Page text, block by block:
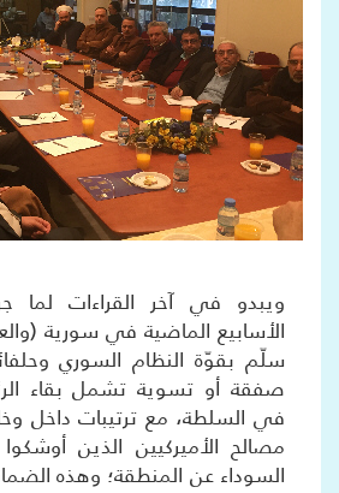
ويبدو في آخر القراءات لما
الأسابيع الماضية في سورية
سلّم بقوّة النظام السوري
صفقة أو تسوية تشمل بقاء
في السلطة، مع ترتيبات داخل
مصالح الأميركيين الذين
السوداء عن المنطقة؛ وهذه